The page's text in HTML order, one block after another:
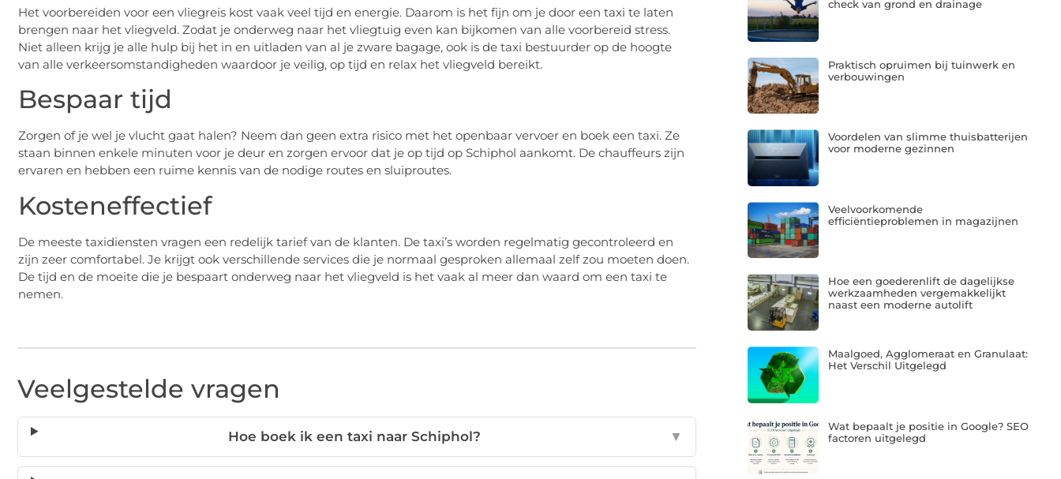
Het voorbereiden voor een vliegreis kost vaak veel tijd en energie. Daarom is het fijn om je door een taxi te laten
brengen naar het vliegveld. Zodat je onderweg naar het vliegtuig even kan bijkomen van alle voorbereid stress.
Niet alleen krijg je alle hulp bij het in en uitladen van al je zware bagage, ook is de taxi bestuurder op de hoogte
van alle verkeersomstandigheden waardoor je veilig, op tijd en relax het vliegveld bereikt.
Bespaar tijd
Zorgen of je wel je vlucht gaat halen? Neem dan geen extra risico met het openbaar vervoer en boek een taxi. Ze
staan binnen enkele minuten voor je deur en zorgen ervoor dat je op tijd op Schiphol aankomt. De chauffeurs zijn
ervaren en hebben een ruime kennis van de nodige routes en sluiproutes.
Kosteneffectief
De meeste taxidiensten vragen een redelijk tarief van de klanten. De taxi’s worden regelmatig gecontroleerd en
zijn zeer comfortabel. Je krijgt ook verschillende services die je normaal gesproken allemaal zelf zou moeten doen.
De tijd en de moeite die je bespaart onderweg naar het vliegveld is het vaak al meer dan waard om een taxi te
nemen.
Veelgestelde vragen
Hoe boek ik een taxi naar Schiphol? ▼
check van grond en drainage
Praktisch opruimen bij tuinwerk en
verbouwingen
Voordelen van slimme thuisbatterijen
voor moderne gezinnen
Veelvoorkomende
efficiëntieproblemen in magazijnen
Hoe een goederenlift de dagelijkse
werkzaamheden vergemakkelijkt
naast een moderne autolift
Maalgoed, Agglomeraat en Granulaat:
Het Verschil Uitgelegd
Wat bepaalt je positie in Google? SEO
factoren uitgelegd